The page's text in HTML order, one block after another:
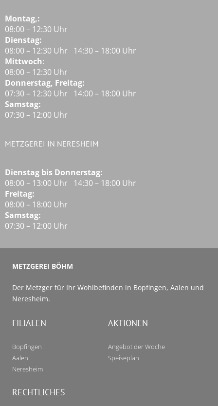
Montag,:
08:00 – 12:30 Uhr
Dienstag:
08:00 – 12:30 Uhr 14:30 – 18:00 Uhr
Mittwoch:
08:00 – 12:30 Uhr
Donnerstag, Freitag:
07:30 – 12:30 Uhr 14:00 – 18:00 Uhr
Samstag:
07:30 – 12:00 Uhr
METZGEREI IN NERESHEIM
Dienstag bis Donnerstag:
08:00 – 13:00 Uhr 14:30 – 18:00 Uhr
Freitag:
08:00 – 18:00 Uhr
Samstag:
07:30 – 12:00 Uhr
METZGEREI BÖHM
Der Metzger für Ihr Wohlbefinden in Bopfingen, Aalen und
Neresheim.
FILIALEN
Bopfingen
Aalen
Neresheim
AKTIONEN
Angebot der Woche
Speiseplan
RECHTLICHES